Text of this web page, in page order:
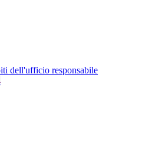
dell'ufficio responsabile